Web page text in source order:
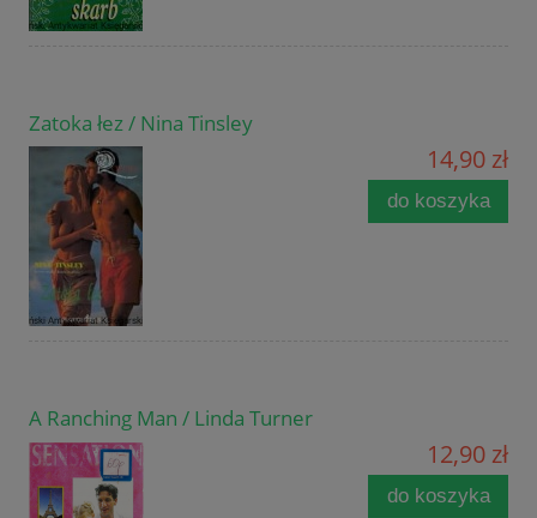
Zatoka łez / Nina Tinsley
14,90 zł
do koszyka
A Ranching Man / Linda Turner
12,90 zł
do koszyka